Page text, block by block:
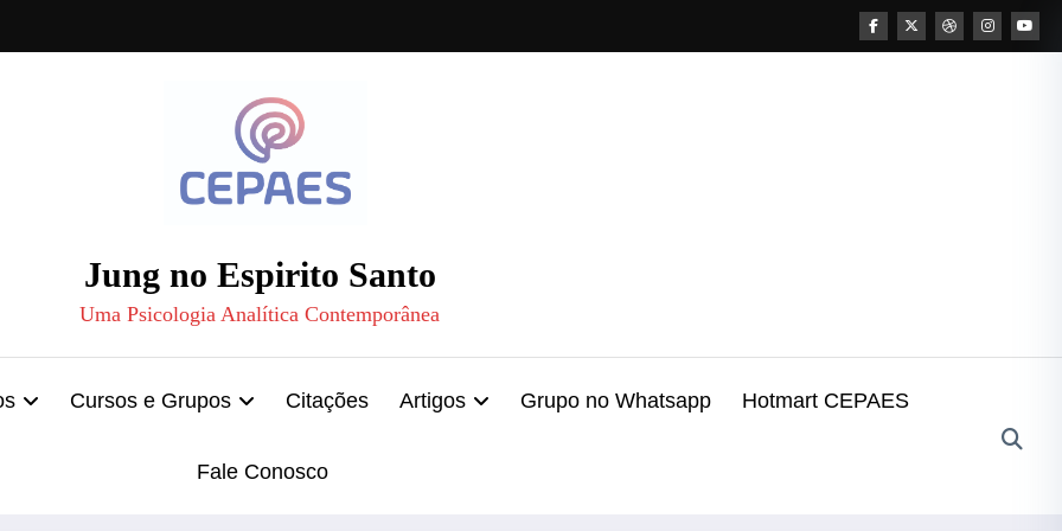
Jung no Espirito Santo
Uma Psicologia Analítica Contemporânea
Cursos e Grupos Citações Artigos Grupo no Whatsapp Hotmart CEPAES
Fale Conosco